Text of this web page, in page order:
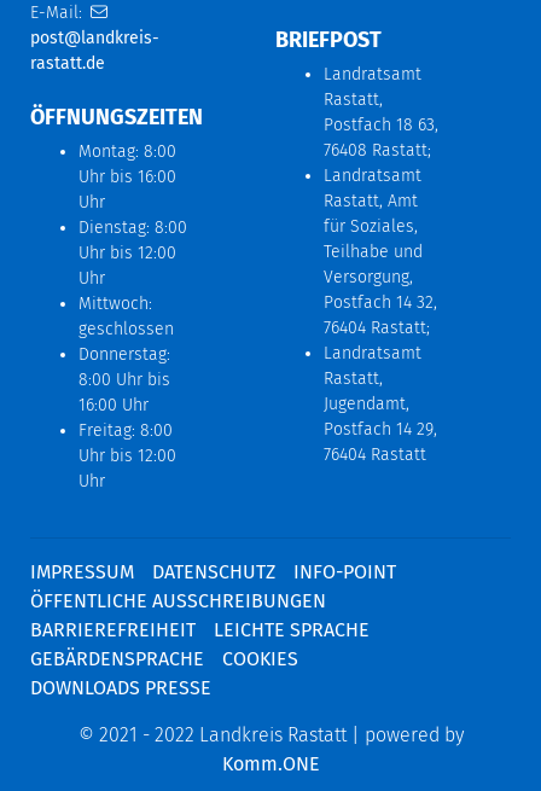
E-Mail:
post@landkreis-
rastatt.de
ÖFFNUNGSZEITEN
Montag: 8:00
Uhr bis 16:00
Uhr
Dienstag: 8:00
Uhr bis 12:00
Uhr
Mittwoch:
geschlossen
Donnerstag:
8:00 Uhr bis
16:00 Uhr
Freitag: 8:00
Uhr bis 12:00
Uhr
BRIEFPOST
Landratsamt
Rastatt,
Postfach 18 63,
76408 Rastatt;
Landratsamt
Rastatt, Amt
für Soziales,
Teilhabe und
Versorgung,
Postfach 14 32,
76404 Rastatt;
Landratsamt
Rastatt,
Jugendamt,
Postfach 14 29,
76404 Rastatt
IMPRESSUM DATENSCHUTZ
INFO-POINT
ÖFFENTLICHE AUSSCHREIBUNGEN
BARRIEREFREIHEIT
LEICHTE SPRACHE
GEBÄRDENSPRACHE
COOKIES
DOWNLOADS PRESSE
© 2021 - 2022 Landkreis Rastatt | powered by
Komm.ONE